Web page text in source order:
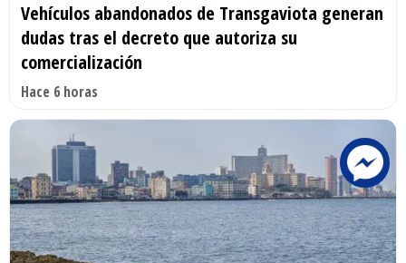
Vehículos abandonados de Transgaviota generan
dudas tras el decreto que autoriza su
comercialización
Hace 6 horas